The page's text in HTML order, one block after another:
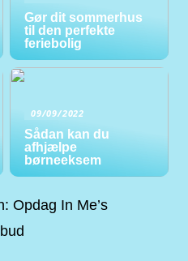
Gør dit sommerhus
til den perfekte
feriebolig
09/09/2022
Sådan kan du
afhjælpe
børneeksem
Opdag In Me’s